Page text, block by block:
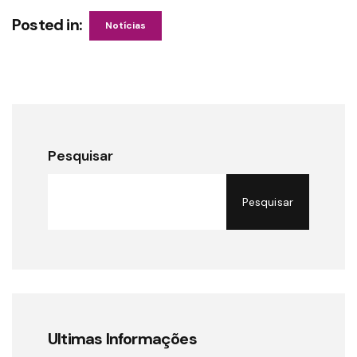
Posted in: Notícias
Pesquisar
Pesquisar
Ultimas Informações